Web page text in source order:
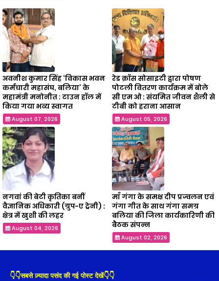
अवनीश कुमार सिंह ‘विकास भवन
कर्मचारी महासंघ, बलिया’ के
महामंत्री मनोनीत : टाउन हॉल में
किया गया भव्य स्वागत
August 07, 2026
रेड क्रॉस सोसाइटी द्वारा पोषण
पोटली वितरण कार्यक्रम में बोले
सी एम ओ : संयमित जीवन शैली से
टीबी को हराना आसान
August 05, 2026
नगवां की बेटी कृतिका बनीं
वैज्ञानिक अधिकारी (ग्रुप-ए ट्रेनी) :
क्षेत्र में खुशी की लहर
August 04, 2026
माँ गंगा के समक्ष दीप प्रज्वलन एवं
गंगा गीत के साथ गंगा समग्र
बलिया की जिला कार्यकारिणी की
बैठक संपन्न
August 02, 2026
👇👇सबसे ज़्यादा पसंद की गई पोस्ट देखें👇👇